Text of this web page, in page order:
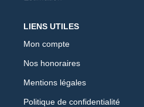
LIENS UTILES
Mon compte
Nos honoraires
Mentions légales
Politique de confidentialité